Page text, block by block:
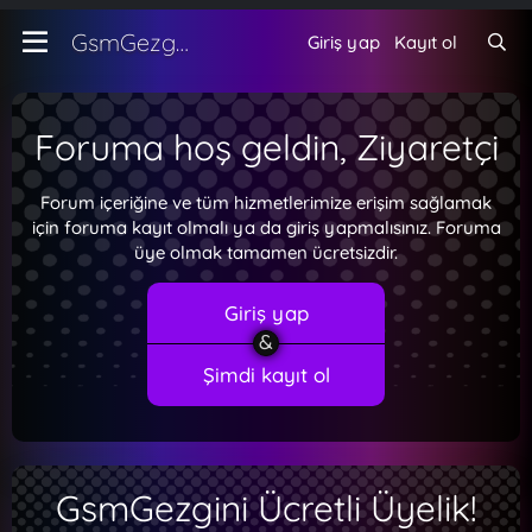
GsmGezgini Giriş yap Kayıt ol
Foruma hoş geldin, Ziyaretçi
Forum içeriğine ve tüm hizmetlerimize erişim sağlamak
için foruma kayıt olmalı ya da giriş yapmalısınız. Foruma
üye olmak tamamen ücretsizdir.
Giriş yap
Şimdi kayıt ol
GsmGezgini Ücretli Üyelik!